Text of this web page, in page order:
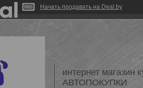
Начать продавать на Deal.by
интернет магазин
АВТОПОКУПКИ